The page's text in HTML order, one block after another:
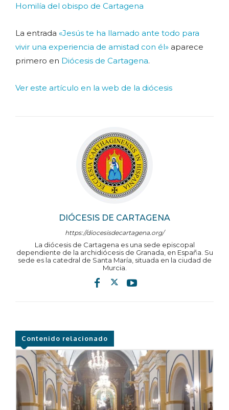
DIÓCESIS DE CARTAGENA
https://diocesisdecartagena.org/
La diócesis de Cartagena es una sede episcopal
dependiente de la archidiócesis de Granada, en España. Su
sede es la catedral de Santa María, situada en la ciudad de
Murcia.
Homilía del obispo de Cartagena
La entrada «Jesús te ha llamado ante todo para
vivir una experiencia de amistad con él» aparece
primero en Diócesis de Cartagena.
Ver este artículo en la web de la diócesis
Contenido relacionado